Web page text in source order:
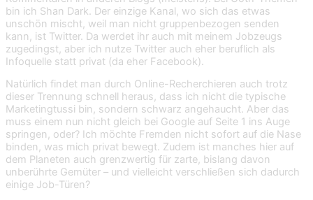
bin ich Shan Dark. Der einzige Kanal, wo sich das etwas
unschön mischt, weil man nicht gruppenbezogen senden
kann, ist Twitter. Da werdet ihr auch mit meinem Jobzeugs
zugedingst, aber ich nutze Twitter auch eher beruflich als
Infoquelle statt privat (da eher Facebook).
Natürlich findet man durch Online-Recherchieren auch trotz
dieser Trennung schnell heraus, dass ich nicht die typische
Marketingtussi bin, sondern schwarz angehaucht. Aber das
muss einem nun nicht gleich bei Google auf Seite 1 ins Auge
springen, oder? Ich möchte Fremden nicht sofort auf die Nase
binden, was mich privat bewegt. Zudem ist manches hier auf
dem Planeten auch grenzwertig für zarte, bislang davon
unberührte Gemüter – und vielleicht verschließen sich dadurch
einige Job-Türen?